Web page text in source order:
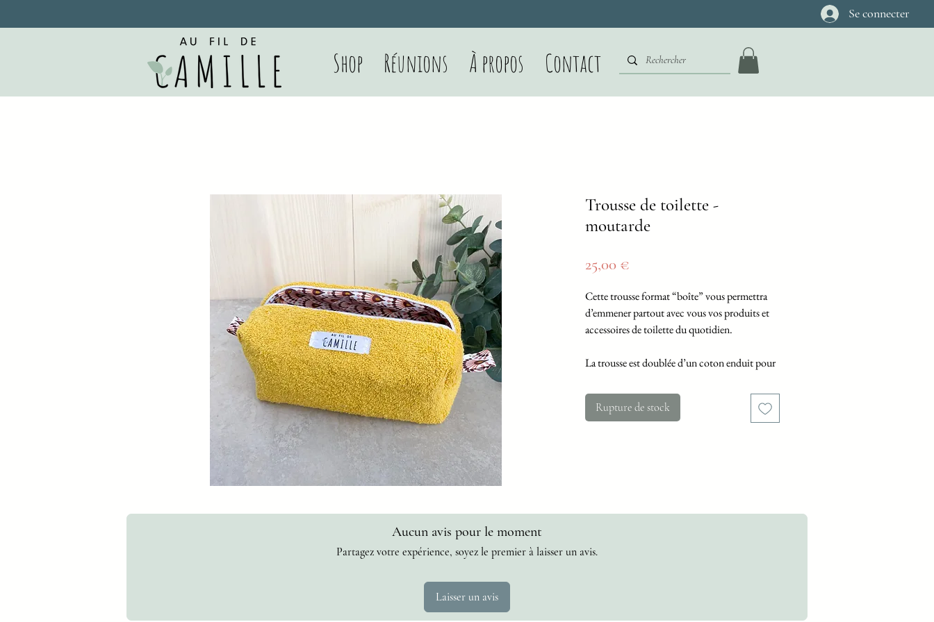
Se connecter
Shop Réunions À propos Contact
Trousse de toilette -
moutarde
25,00 €
Cette trousse format “boîte” vous permettra
d’emmener partout avec vous vos produits et
accessoires de toilette du quotidien.
La trousse est doublée d’un coton enduit pour
Tissus certifiés OEKO TEX
Rupture de stock
Aucun avis pour le moment
Partagez votre expérience, soyez le premier à laisser un avis.
Laisser un avis